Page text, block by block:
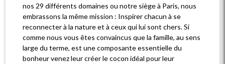
nos 29 différents domaines ou notre siège à Paris, nous
embrassons la même mission : Inspirer chacun à se
reconnecter à la nature et à ceux qui lui sont chers. Si
comme nous vous êtes convaincus que la famille, au sens
large du terme, est une composante essentielle du
bonheur venez leur créer le cocon idéal pour leur